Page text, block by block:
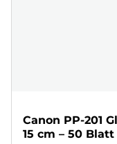
Canon PP-201
15 cm – 50 Blatt